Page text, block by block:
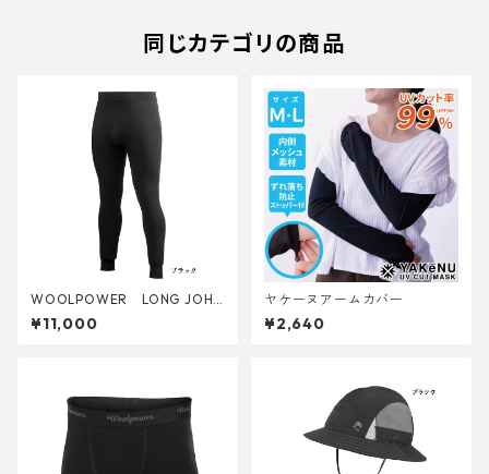
同じカテゴリの商品
WOOLPOWER LONG JOHN
S 200
¥11,000
ヤケーヌアームカバー
¥2,640